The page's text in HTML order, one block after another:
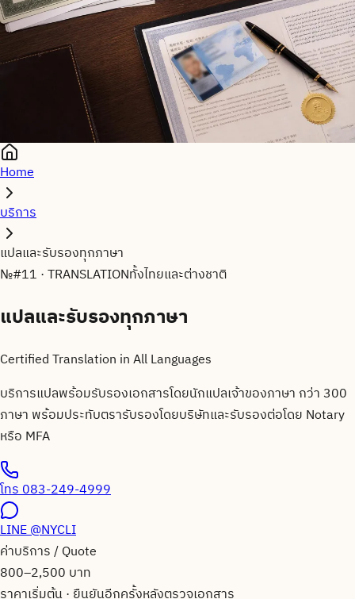
Home
บริการ
แปลและรับรองทุกภาษา
№#11 · TRANSLATIONทั้งไทยและต่างชาติ
แปลและรับรองทุกภาษา
Certified Translation in All Languages
บริการแปลพร้อมรับรองเอกสารโดยนักแปลเจ้าของภาษา กว่า 300
ภาษา พร้อมประทับตรารับรองโดยบริษัทและรับรองต่อโดย Notary
หรือ MFA
โทร083-249-4999
LINE@NYCLI
ค่าบริการ / Quote
800–2,500 บาท